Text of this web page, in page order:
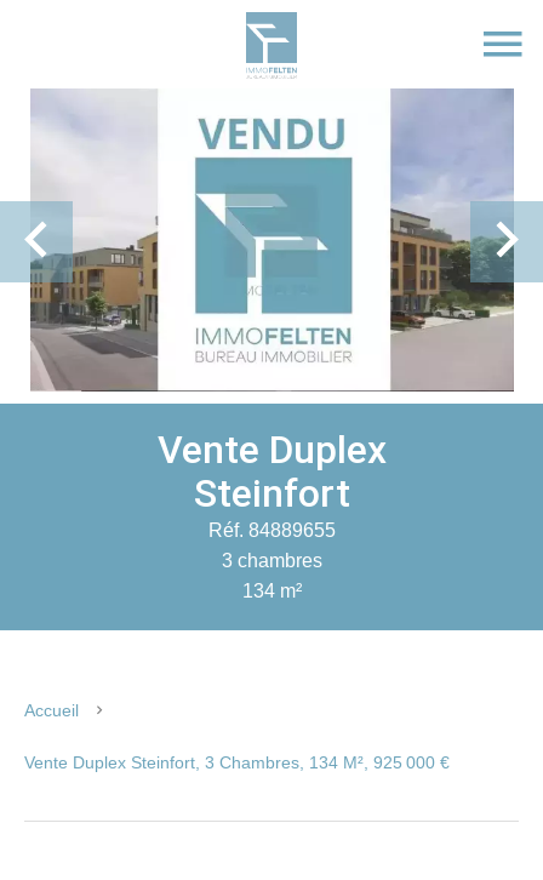
Vente Duplex
Steinfort
Réf. 84889655
3 chambres
134 m²
Accueil
Vente Duplex Steinfort, 3 Chambres, 134 M², 925 000 €